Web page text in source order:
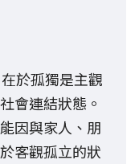
於孤獨是主觀
會連結狀態。
因與家人、朋
客觀孤立的狀